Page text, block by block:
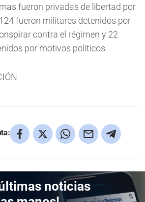
fueron privadas de libertad por
fueron militares detenidos por
contra el régimen y 22
por motivos políticos.
noticias